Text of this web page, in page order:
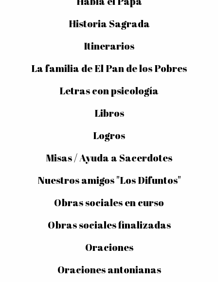
Historia Sagrada
Itinerarios
La familia de El Pan de los Pobres
Letras con psicología
Libros
Logros
Misas / Ayuda a Sacerdotes
Nuestros amigos "Los Difuntos"
Obras sociales en curso
Obras sociales finalizadas
Oraciones
Oraciones antonianas